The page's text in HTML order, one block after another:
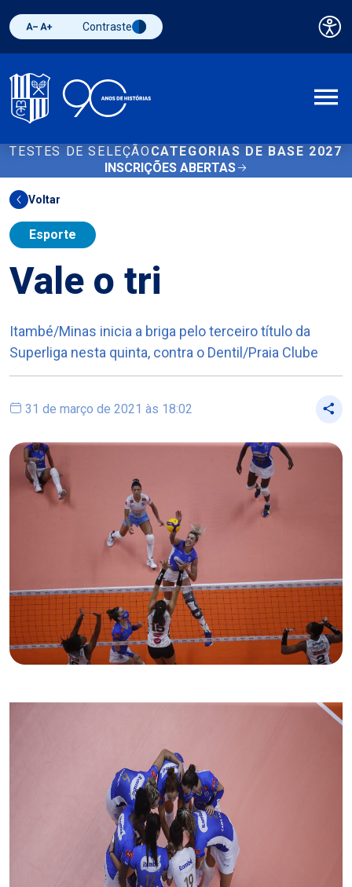
Diminuir fonte
Aumentar fonteAlternar contraste
Contraste
TESTES DE SELEÇÃO CATEGORIAS DE BASE 2027
INSCRIÇÕES ABERTAS
Voltar
Esporte
Vale o tri
Itambé/Minas inicia a briga pelo terceiro título da
Superliga nesta quinta, contra o Dentil/Praia Clube
31 de março de 2021 às 18:02